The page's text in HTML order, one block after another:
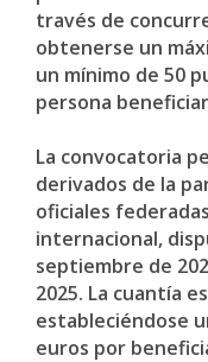
través de
obtenerse un
un mínimo de 50
persona
La convocatoria
derivados de la
oficiales
internacional,
septiembre de
2025. La cuantía
estableciéndose
euros por